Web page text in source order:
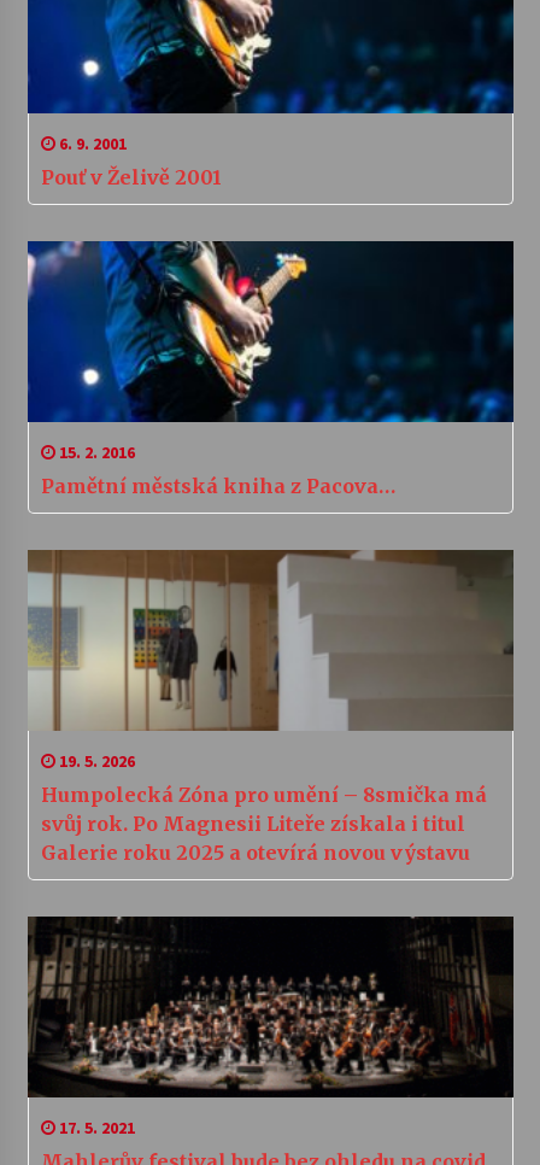
6. 9. 2001
Pouť v Želivě 2001
15. 2. 2016
Pamětní městská kniha z Pacova…
19. 5. 2026
Humpolecká Zóna pro umění – 8smička má
svůj rok. Po Magnesii Liteře získala i titul
Galerie roku 2025 a otevírá novou výstavu
17. 5. 2021